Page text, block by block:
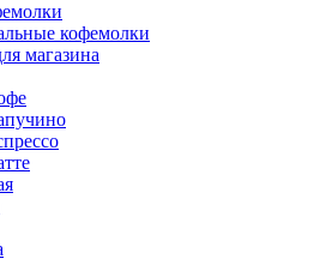
кофемолки
магазина